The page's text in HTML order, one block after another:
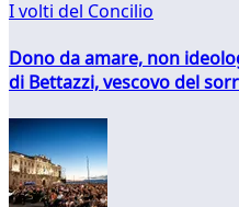
I volti del Concilio
Dono da amare, non
di Bettazzi, vescovo del